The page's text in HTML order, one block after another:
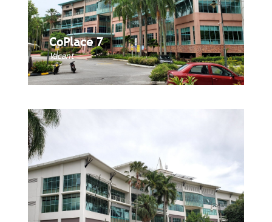
CoPlace 7
Vacant
CoPlace 7
Book Now